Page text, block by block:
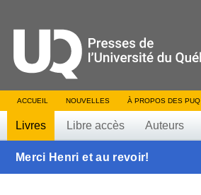
ACCUEIL NOUVELLES À PROPOS DES PUQ
Livres Libre accès Auteurs
Merci Henri et au revoir!